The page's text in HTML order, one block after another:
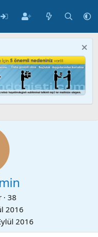
· 38
2016
2016